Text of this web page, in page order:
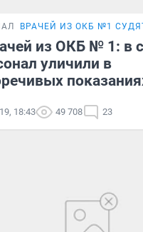
ВРАЧЕЙ ИЗ ОКБ №1
из ОКБ № 1: в
уличили в
18:43 49 708 23